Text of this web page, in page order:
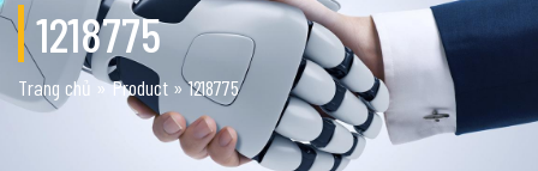
1218775
Trang chủ »Product »1218775